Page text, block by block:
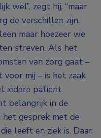
wel”, zegt hij, “maar
de verschillen zijn.
maar hoezeer we
streven. Als het
van zorg gaat –
mij – is het zaak
iedere patiënt
belangrijk in de
gesprek met de
leeft en ziek is. Daar